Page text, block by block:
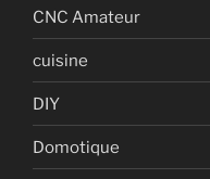
CNC Amateur
cuisine
DIY
Domotique